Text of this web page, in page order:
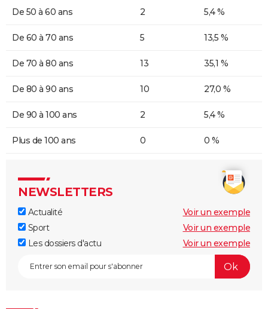
De 50 à 60 ans 2 5,4 %
De 60 à 70 ans 5 13,5 %
De 70 à 80 ans 13 35,1 %
De 80 à 90 ans 10 27,0 %
De 90 à 100 ans 2 5,4 %
Plus de 100 ans 0 0 %
NEWSLETTERS
Actualité
Voir un exemple
Sport
Voir un exemple
Les dossiers d'actu
Voir un exemple